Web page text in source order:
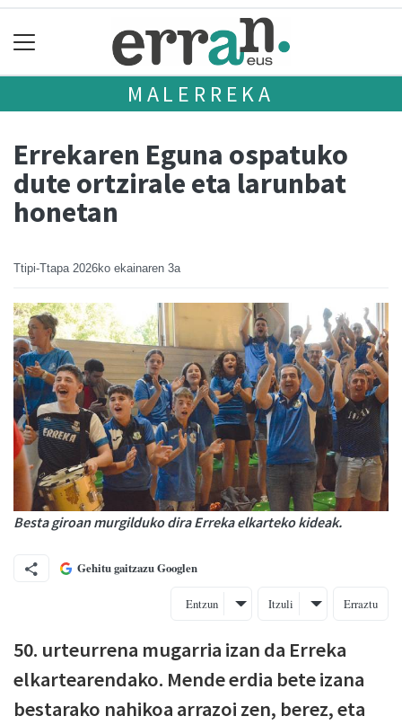
MALERREKA
Errekaren Eguna ospatuko
dute ortzirale eta larunbat
honetan
Ttipi-Ttapa 2026ko ekainaren 3a
Besta giroan murgilduko dira Erreka elkarteko kideak.
Gehitu gaitzazu Googlen
Entzun Itzuli Erraztu
50. urteurrena mugarria izan da Erreka
elkartearendako. Mende erdia bete izana
bestarako nahikoa arrazoi zen, berez, eta